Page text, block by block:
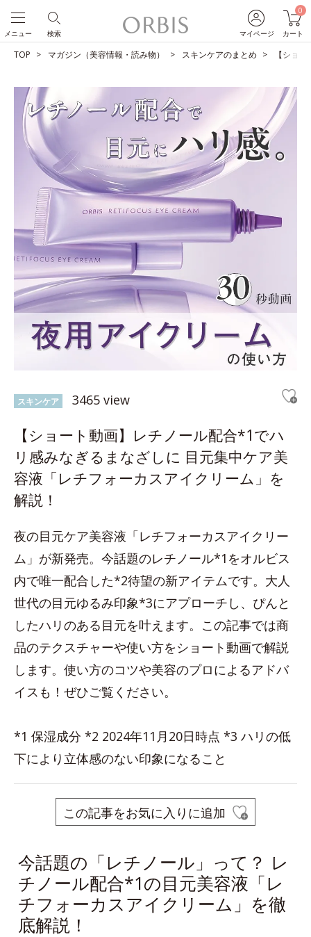
マイページ
0
カート
検索
メニュー
TOP マガジン（美容情報・読み物） スキンケアのまとめ 【ショ
スキンケア 3465 view
【ショート動画】レチノール配合*1でハ
リ感みなぎるまなざしに 目元集中ケア美
容液「レチフォーカスアイクリーム」を
解説！
夜の目元ケア美容液「レチフォーカスアイクリー
ム」が新発売。今話題のレチノール*1をオルビス
内で唯一配合した*2待望の新アイテムです。大人
世代の目元ゆるみ印象*3にアプローチし、ぴんと
したハリのある目元を叶えます。この記事では商
品のテクスチャーや使い方をショート動画で解説
します。使い方のコツや美容のプロによるアドバ
イスも！ぜひご覧ください。
*1 保湿成分 *2 2024年11月20日時点 *3 ハリの低
下により立体感のない印象になること
この記事をお気に入りに追加
今話題の「レチノール」って？ レ
チノール配合*1の目元美容液「レ
チフォーカスアイクリーム」を徹
底解説！